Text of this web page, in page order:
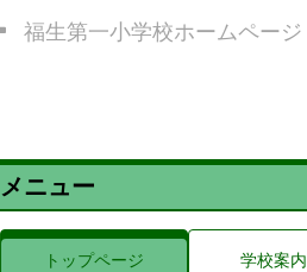
福生第一小学校ホームページ
メニュー
トップページ 学校案内